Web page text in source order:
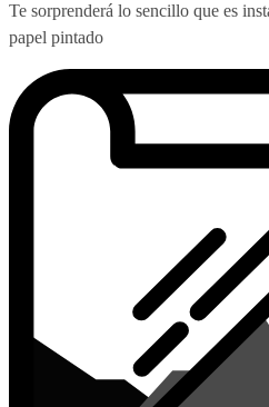
Te sorprenderá lo sencillo que es
papel pintado